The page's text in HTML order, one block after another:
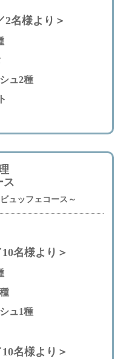
2名様より＞
ュ2種
ス
ュッフェコース～
名様より＞
ュ1種
名様より＞